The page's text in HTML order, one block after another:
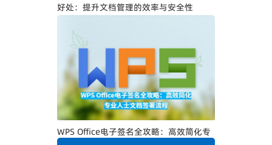
好处：提升文档管理的效率与安全性
WPS Office电子签名全攻略：高效简化专